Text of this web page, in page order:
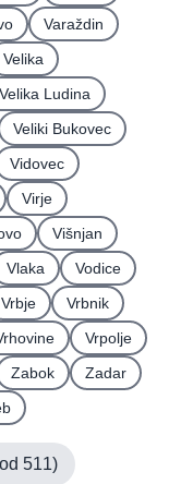
Varaždin
Velika
Velika Ludina
Veliki Bukovec
Vidovec
Virje
Višnjan
Vlaka
Vodice
Vrbje
Vrbnik
Vrpolje
Zabok
Zadar
od 511)